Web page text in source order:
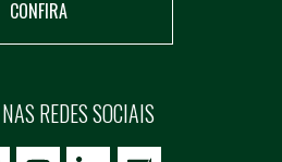
CONFIRA
REDES SOCIAIS